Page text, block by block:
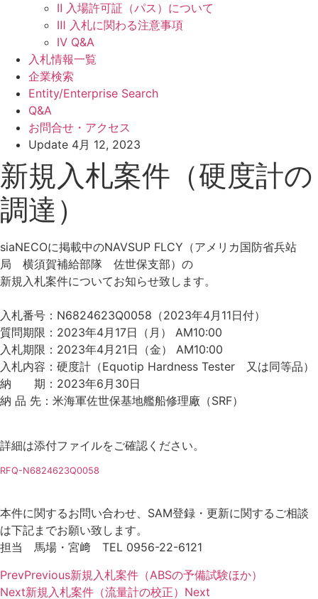
Ⅱ 入場許可証（パス）について
Ⅲ 入札に関わる注意事項
Ⅳ Q&A
入札情報一覧
企業検索
Entity/Enterprise Search
Q&A
お問合せ・アクセス
Update 4月 12, 2023
新規入札案件（硬度計の
調達）
siaNECOに掲載中のNAVSUP FLCY（アメリカ国防省兵站
局 横須賀補給部隊 佐世保支部）の
新規入札案件についてお知らせ致します。
入札番号：N6824623Q0058（2023年4月11日付）
質問期限：2023年4月17日（月） AM10:00
入札期限：2023年4月21日（金） AM10:00
入札内容：硬度計（Equotip Hardness Tester 又は同等品）
納 期：2023年6月30日
納 品 先：米海軍佐世保基地艦船修理廠（SRF）
詳細は添付ファイルをご確認ください。
RFQ-N6824623Q0058
本件に関するお問い合わせ、SAM登録・更新に関するご相談
は下記までお願い致します。
担当 馬場・宮﨑 TEL 0956-22-6121
PrevPrevious新規入札案件（ABSの予備試験ほか）
Next新規入札案件（流量計の校正） Next